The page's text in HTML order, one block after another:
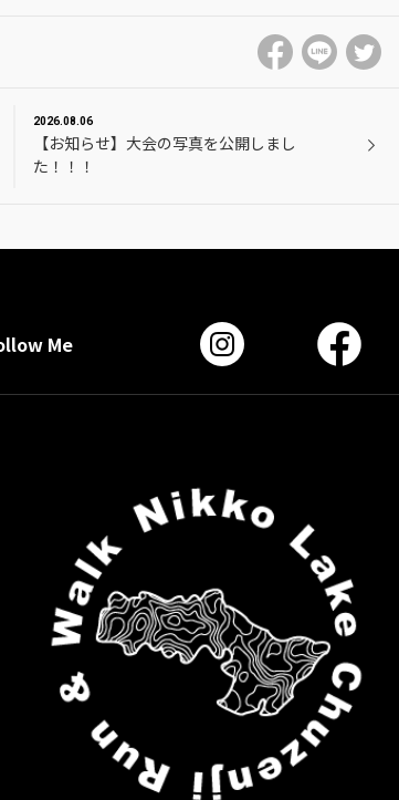
2026.08.06
【お知らせ】大会の写真を公開しまし
た！！！
Me